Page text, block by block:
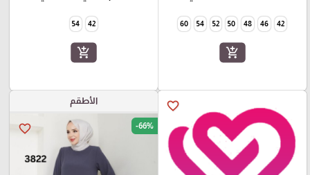
42
46
48
50
52
54
60
add_shopping_cart
42
54
add_shopping_cart
favorite_border الأطقم
favorite_border -66%